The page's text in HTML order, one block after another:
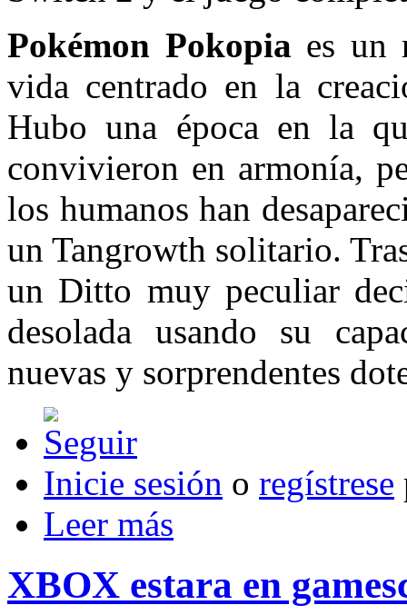
Pokémon Pokopia es un
vida centrado en la
Hubo una época en la
convivieron en armonía,
los humanos han
un Tangrowth solitario.
un Ditto muy peculiar
desolada usando su
nuevas y sorprendentes
Inicie sesión o regístrese
Leer más
XBOX estara en